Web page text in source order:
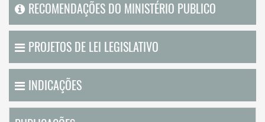
RECOMENDAÇÕES DO MINISTÉRIO PUBLICO
PROJETOS DE LEI LEGISLATIVO
INDICAÇÕES